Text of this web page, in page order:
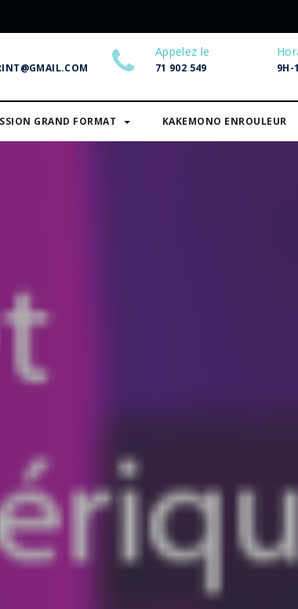
Appelez le
71 902 549 9H-
GRAND FORMAT KAKEMONO ENROULEUR